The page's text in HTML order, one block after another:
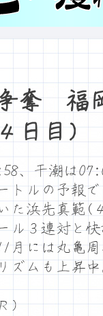
奪 福
日目）
、干潮は
トルの予報で
た浜先真範(
ル３連対と
月には丸亀
ズムも上昇中
）